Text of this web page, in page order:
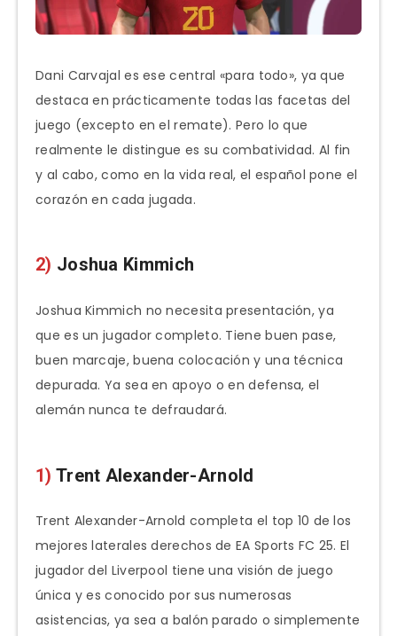
Dani Carvajal es ese central «para todo», ya que
destaca en prácticamente todas las facetas del
juego (excepto en el remate). Pero lo que
realmente le distingue es su combatividad. Al fin
y al cabo, como en la vida real, el español pone el
corazón en cada jugada.
2) Joshua Kimmich
Joshua Kimmich no necesita presentación, ya
que es un jugador completo. Tiene buen pase,
buen marcaje, buena colocación y una técnica
depurada. Ya sea en apoyo o en defensa, el
alemán nunca te defraudará.
1) Trent Alexander-Arnold
Trent Alexander-Arnold completa el top 10 de los
mejores laterales derechos de EA Sports FC 25. El
jugador del Liverpool tiene una visión de juego
única y es conocido por sus numerosas
asistencias, ya sea a balón parado o simplemente